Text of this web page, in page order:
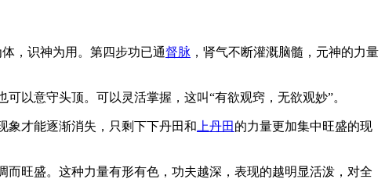
，识神为用。第四步功已通督脉 ，肾气不断灌溉脑髓，元神的力量
可以意守头顶。可以灵活掌握，这叫“有欲观窍，无欲观妙”。
象才能逐渐消失，只剩下下丹田和 上丹田 的力量更加集中旺盛的现
旺盛。这种力量有形有色，功夫越深，表现的越明显活泼，对全